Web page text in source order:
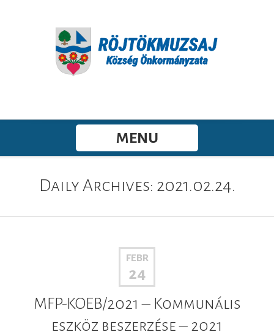
MENU
Daily Archives: 2021.02.24.
FEBR
24
MFP-KOEB/2021 – Kommunális
eszköz beszerzése – 2021